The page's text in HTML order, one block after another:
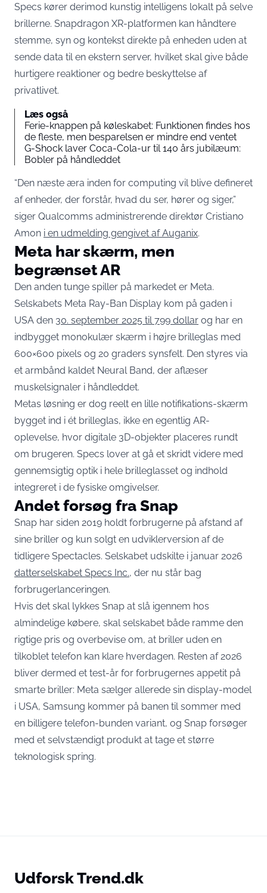
Specs kører derimod kunstig intelligens lokalt på selve
brillerne. Snapdragon XR-platformen kan håndtere
stemme, syn og kontekst direkte på enheden uden at
sende data til en ekstern server, hvilket skal give både
hurtigere reaktioner og bedre beskyttelse af
privatlivet.
Læs også
Ferie-knappen på køleskabet: Funktionen findes hos
de fleste, men besparelsen er mindre end ventet
G-Shock laver Coca-Cola-ur til 140 års jubilæum:
Bobler på håndleddet
“Den næste æra inden for computing vil blive defineret
af enheder, der forstår, hvad du ser, hører og siger,”
siger Qualcomms administrerende direktør Cristiano
Amon i en udmelding gengivet af Auganix.
Meta har skærm, men
begrænset AR
Den anden tunge spiller på markedet er Meta.
Selskabets Meta Ray-Ban Display kom på gaden i
USA den 30. september 2025 til 799 dollar og har en
indbygget monokulær skærm i højre brilleglas med
600×600 pixels og 20 graders synsfelt. Den styres via
et armbånd kaldet Neural Band, der aflæser
muskelsignaler i håndleddet.
Metas løsning er dog reelt en lille notifikations-skærm
bygget ind i ét brilleglas, ikke en egentlig AR-
oplevelse, hvor digitale 3D-objekter placeres rundt
om brugeren. Specs lover at gå et skridt videre med
gennemsigtig optik i hele brilleglasset og indhold
integreret i de fysiske omgivelser.
Andet forsøg fra Snap
Snap har siden 2019 holdt forbrugerne på afstand af
sine briller og kun solgt en udviklerversion af de
tidligere Spectacles. Selskabet udskilte i januar 2026
datterselskabet Specs Inc., der nu står bag
forbrugerlanceringen.
Hvis det skal lykkes Snap at slå igennem hos
almindelige købere, skal selskabet både ramme den
rigtige pris og overbevise om, at briller uden en
tilkoblet telefon kan klare hverdagen. Resten af 2026
bliver dermed et test-år for forbrugernes appetit på
smarte briller: Meta sælger allerede sin display-model
i USA, Samsung kommer på banen til sommer med
en billigere telefon-bunden variant, og Snap forsøger
med et selvstændigt produkt at tage et større
teknologisk spring.
Udforsk Trend.dk